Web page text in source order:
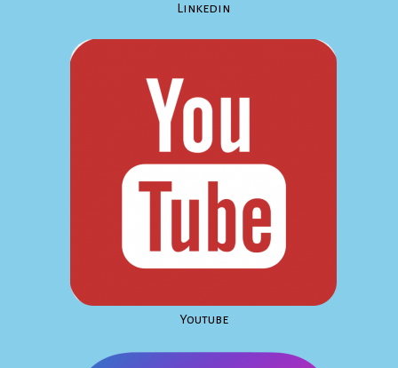
Linkedin
Youtube